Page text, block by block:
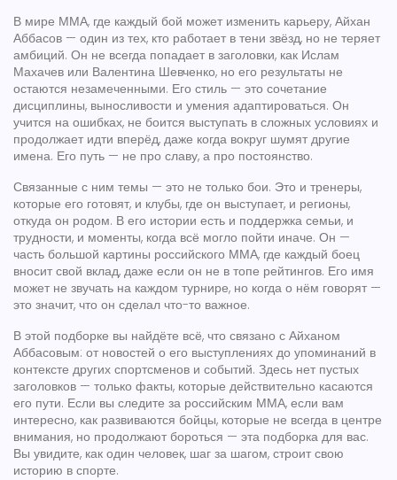
В мире ММА, где каждый бой может изменить карьеру, Айхан
Аббасов — один из тех, кто работает в тени звёзд, но не теряет
амбиций. Он не всегда попадает в заголовки, как Ислам
Махачев или Валентина Шевченко, но его результаты не
остаются незамеченными. Его стиль — это сочетание
дисциплины, выносливости и умения адаптироваться. Он
учится на ошибках, не боится выступать в сложных условиях и
продолжает идти вперёд, даже когда вокруг шумят другие
имена. Его путь — не про славу, а про постоянство.
Связанные с ним темы — это не только бои. Это и тренеры,
которые его готовят, и клубы, где он выступает, и регионы,
откуда он родом. В его истории есть и поддержка семьи, и
трудности, и моменты, когда всё могло пойти иначе. Он —
часть большой картины российского ММА, где каждый боец
вносит свой вклад, даже если он не в топе рейтингов. Его имя
может не звучать на каждом турнире, но когда о нём говорят —
это значит, что он сделал что-то важное.
В этой подборке вы найдёте всё, что связано с Айханом
Аббасовым: от новостей о его выступлениях до упоминаний в
контексте других спортсменов и событий. Здесь нет пустых
заголовков — только факты, которые действительно касаются
его пути. Если вы следите за российским ММА, если вам
интересно, как развиваются бойцы, которые не всегда в центре
внимания, но продолжают бороться — эта подборка для вас.
Вы увидите, как один человек, шаг за шагом, строит свою
историю в спорте.